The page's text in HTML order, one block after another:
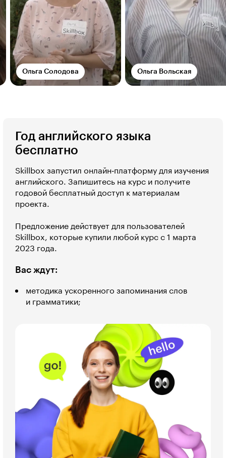
Ольга Солодова Ольга Вольская
Год английского языка
бесплатно
Skillbox запустил онлайн‑платформу для изучения
английского. Запишитесь на курс и получите
годовой бесплатный доступ к материалам
проекта.
Предложение действует для пользователей
Skillbox, которые купили любой курс с 1 марта
2023 года.
Вас ждут:
методика ускоренного запоминания слов
и грамматики;